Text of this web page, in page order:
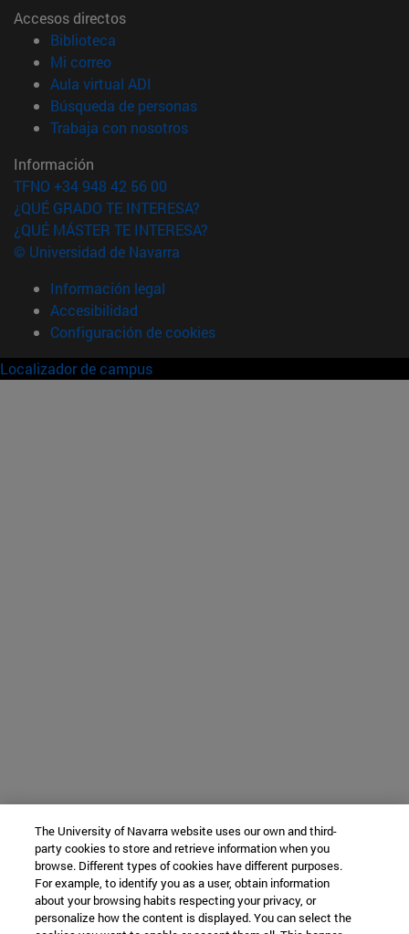
Accesos directos
Biblioteca
Mi correo(abre en nueva ventana)
Aula virtual ADI
Búsqueda de personas(abre en nueva ventana)
Trabaja con nosotros(abre en nueva ventana)
Información
TFNO +34 948 42 56 00
¿QUÉ GRADO TE INTERESA?
¿QUÉ MÁSTER TE INTERESA?
© Universidad de Navarra
Información legal
Accesibilidad
Configuración de cookies
Localizador de campus
The University of Navarra website uses our own and third-
party cookies to store and retrieve information when you
browse. Different types of cookies have different purposes.
For example, to identify you as a user, obtain information
about your browsing habits respecting your privacy, or
personalize how the content is displayed. You can select the